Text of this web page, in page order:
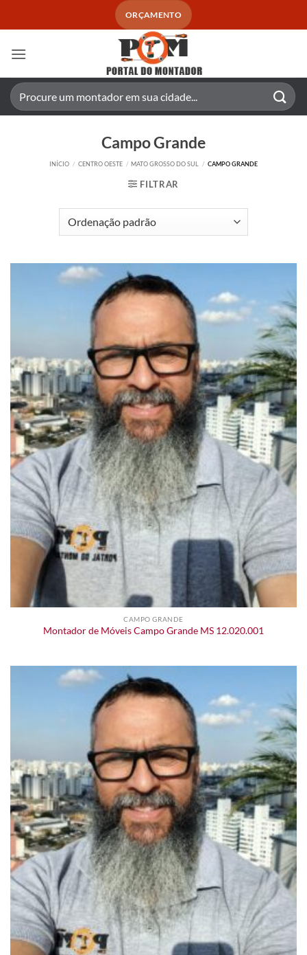
ORÇAMENTO
Pesquisar
por:
Campo Grande
INÍCIO / CENTRO OESTE / MATO GROSSO DO SUL / CAMPO GRANDE
FILTRAR
CAMPO GRANDE
Montador de Móveis Campo Grande MS 12.020.001